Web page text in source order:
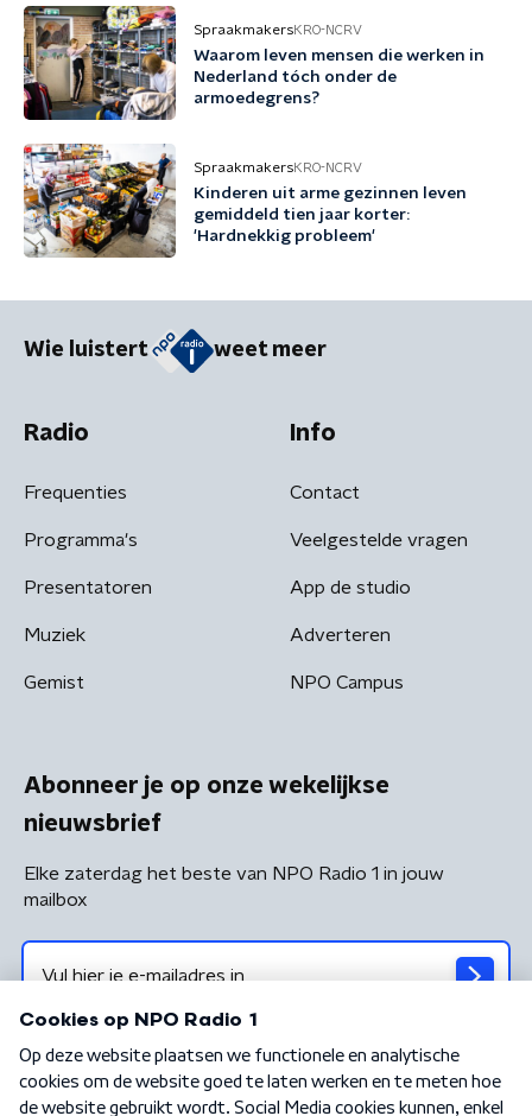
SpraakmakersKRO-NCRV
Waarom leven mensen die werken in
Nederland tóch onder de
armoedegrens?
SpraakmakersKRO-NCRV
Kinderen uit arme gezinnen leven
gemiddeld tien jaar korter:
'Hardnekkig probleem'
Wie luistert weet meer
Radio
Frequenties
Programma's
Presentatoren
Muziek
Gemist
Info
Contact
Veelgestelde vragen
App de studio
Adverteren
NPO Campus
Abonneer je op onze wekelijkse
nieuwsbrief
Elke zaterdag het beste van NPO Radio 1 in jouw
mailbox